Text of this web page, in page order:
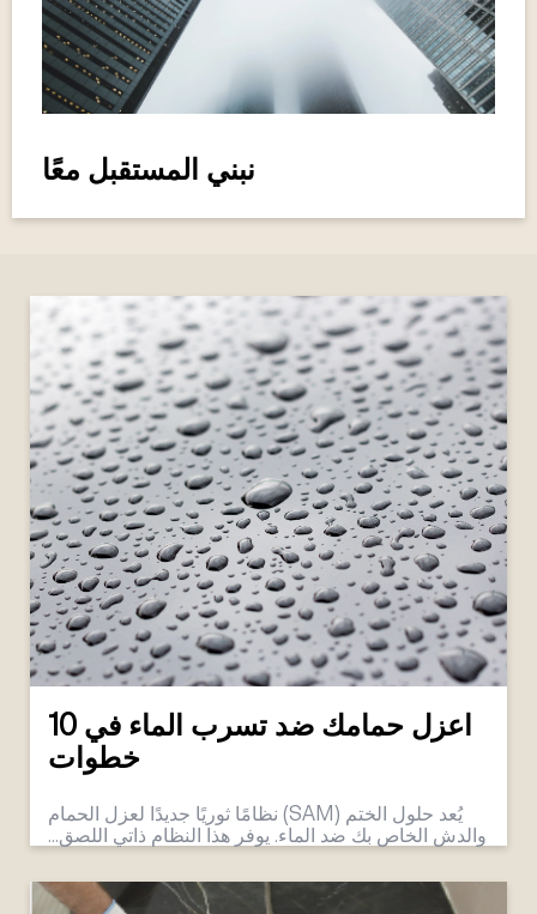
نبني المستقبل معًا
اعزل حمامك ضد تسرب الماء في 10
خطوات
يُعد حلول الختم (SAM) نظامًا ثوريًا جديدًا لعزل الحمام
والدش الخاص بك ضد الماء. يوفر هذا النظام ذاتي اللصق...